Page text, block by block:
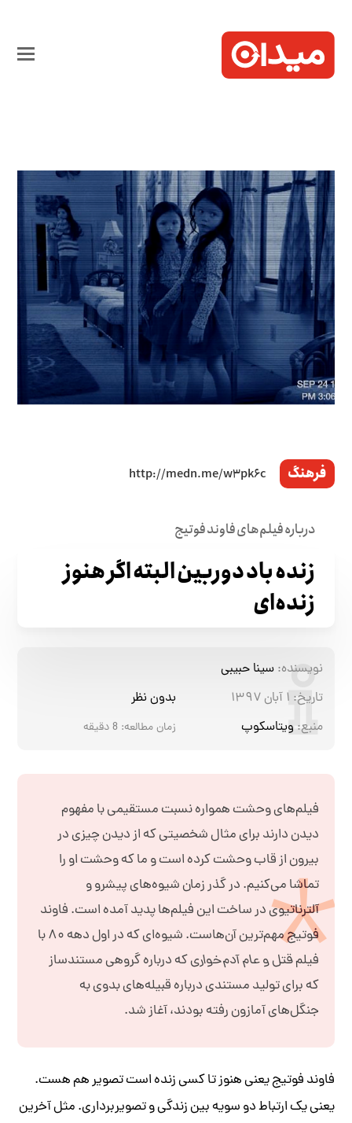
فرهنگ
درباره فیلم‌های فاوند فوتیج
زنده باد دوربین البته اگر هنوز
زنده‌ای
نویسنده: سینا حبیبی
تاریخ: ۱ آبان ۱۳۹۷
بدون نظر
منبع: ویتاسکوپ زمان مطالعه: 8دقیقه
فیلم‌های وحشت همواره نسبت مستقیمی با مفهوم
دیدن دارند برای مثال شخصیتی که از دیدن چیزی در
بیرون از قاب وحشت کرده است و ما که وحشت او را
تماشا می‌کنیم. در گذر زمان شیوه‌های پیشرو و
آلترناتیوی در ساخت این فیلم‌ها پدید آمده است. فاوند
فوتیج مهم‌ترین آن‌هاست. شیوه‌ای که در اول دهه ۸۰ با
فیلمقتل و عام آدم‌خواریکه درباره گروهی مستندساز
که برای تولید مستندی درباره قبیله‌های بدوی به
جنگل‌های آمازون رفته بودند، آغاز شد.
فاوند فوتیج یعنی هنوز تا کسی زنده است تصویر هم هست.
یعنی یک ارتباط دو سویه بین زندگی و تصویربرداری. مثل آخرین